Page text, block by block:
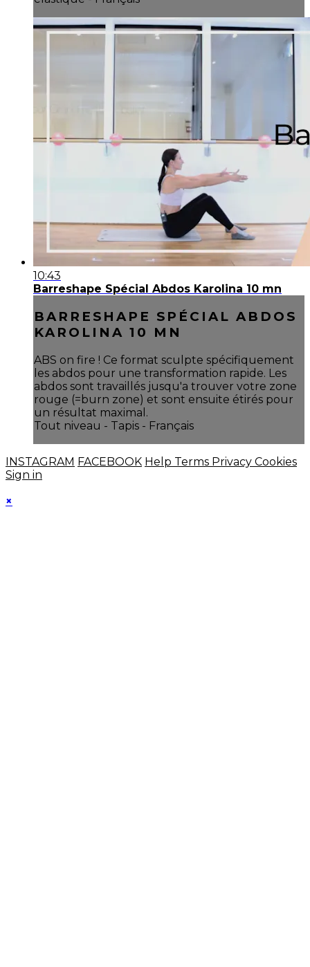
10:43
Barreshape Spécial Abdos Karolina 10 mn
BARRESHAPE SPÉCIAL ABDOS
KAROLINA 10 MN
ABS on fire ! Ce format sculpte spécifiquement
les abdos pour une transformation rapide. Les
abdos sont travaillés jusqu'a trouver votre zone
rouge (=burn zone) et sont ensuite étirés pour
un résultat maximal.
Tout niveau - Tapis - Français
INSTAGRAM FACEBOOK Help Terms Privacy Cookies
Sign in
×